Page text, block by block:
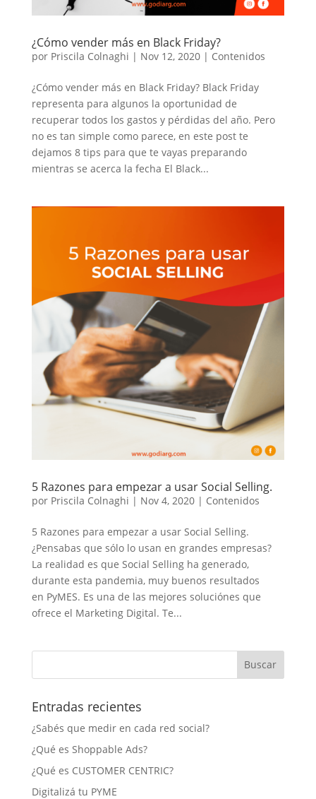
¿Cómo vender más en Black Friday?
por Priscila Colnaghi | Nov 12, 2020| Contenidos
¿Cómo vender más en Black Friday? Black Friday
representa para algunos la oportunidad de
recuperar todos los gastos y pérdidas del año. Pero
no es tan simple como parece, en este post te
dejamos 8 tips para que te vayas preparando
mientras se acerca la fecha El Black...
5 Razones para empezar a usar Social Selling.
por Priscila Colnaghi | Nov 4, 2020| Contenidos
5 Razones para empezar a usar Social Selling.
¿Pensabas que sólo lo usan en grandes empresas?
La realidad es que Social Selling ha generado,
durante esta pandemia, muy buenos resultados
en PyMES. Es una de las mejores soluciónes que
ofrece el Marketing Digital. Te...
Entradas recientes
¿Sabés que medir en cada red social?
¿Qué es Shoppable Ads?
¿Qué es CUSTOMER CENTRIC?
Digitalizá tu PYME